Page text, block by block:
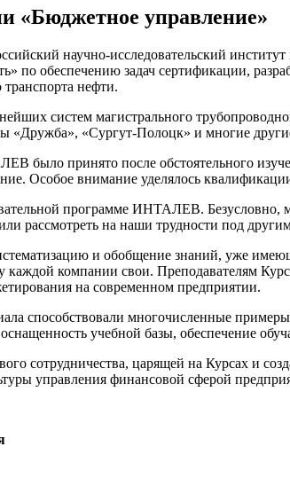
управление»
научно-исследовательский
обеспечению задач сертификации,
нефти.
систем магистрального
«Дружба», «Сургут-Полоцк» и многие
было принято после обстоятельного
Особое внимание уделялось
программе ИНТАЛЕВ.
рассмотреть на наши трудности под
и обобщение знаний, уже
каждой компании свои. Преподавателям
на современном предприятии.
способствовали многочисленные
учебной базы, обеспечение
сотрудничества, царящей на Курсах
управления финансовой сферой